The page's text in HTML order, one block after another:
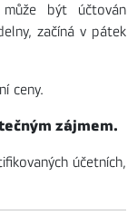
může být účtován
začíná v pátek
ceny.
zájmem.
účetních,